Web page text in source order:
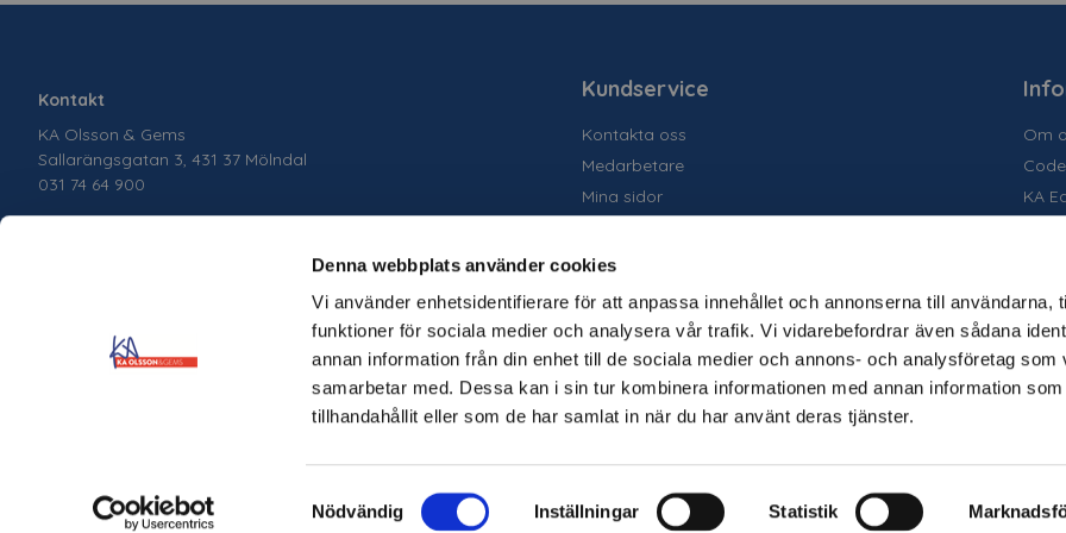
Denna webbplats använder cookies
Vi använder enhetsidentifierare för att anpassa innehållet och annonserna till användarna,
funktioner för sociala medier och analysera vår trafik. Vi vidarebefordrar även sådana
annan information från din enhet till de sociala medier och annons- och analysföretag som
samarbetar med. Dessa kan i sin tur kombinera informationen med annan information
tillhandahållit eller som de har samlat in när du har använt deras tjänster.
Samtyckesval
Nödvändig Inställningar Statistik
Kontakt
KA Olsson & Gems
Sallarängsgatan 3, 431 37 Mölndal
031 74 64 900
Kundservice
Kontakta oss
Medarbetare
Mina sidor
Allmänna villkor
Om
KA
Copyright © 2026 KA Olsson & Gems Skapad medVendre Folie